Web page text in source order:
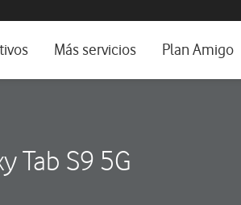
Más servicios Plan Amigo
Tab S9 5G